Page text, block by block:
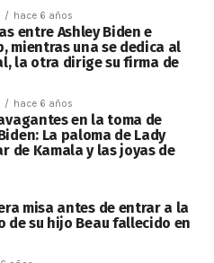
hace 6 años
entre Ashley Biden e
mientras una se dedica al
la otra dirige su firma de
hace 6 años
en la toma de
La paloma de Lady
de Kamala y las joyas de
misa antes de entrar a la
de su hijo Beau fallecido en